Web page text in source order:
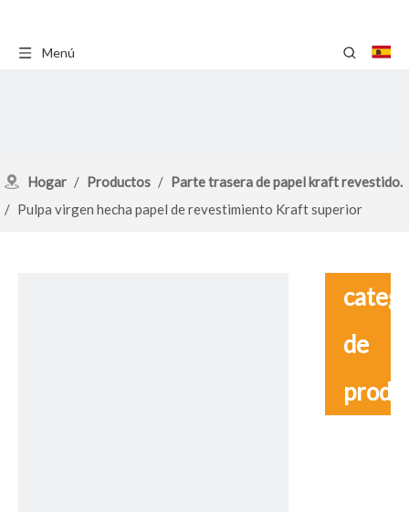
Menú
Hogar / Productos / Parte trasera de papel kraft revestido.
/ Pulpa virgen hecha papel de revestimiento Kraft superior
de